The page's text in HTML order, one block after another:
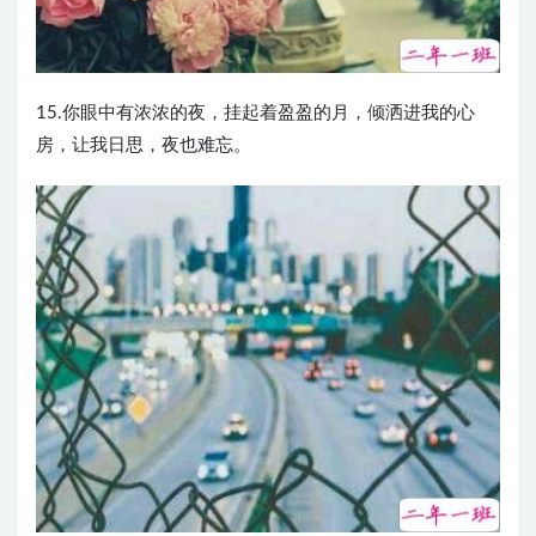
15.你眼中有浓浓的夜，挂起着盈盈的月，倾洒进我的心
房，让我日思，夜也难忘。